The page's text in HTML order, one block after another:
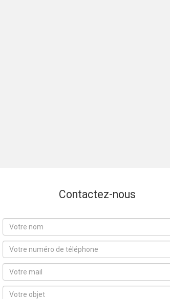
Contactez-nous